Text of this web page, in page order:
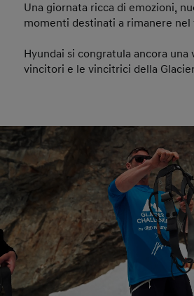
Una giornata ricca di emozioni,
momenti destinati a rimanere nel
Hyundai si congratula ancora
vincitori e le vincitrici della